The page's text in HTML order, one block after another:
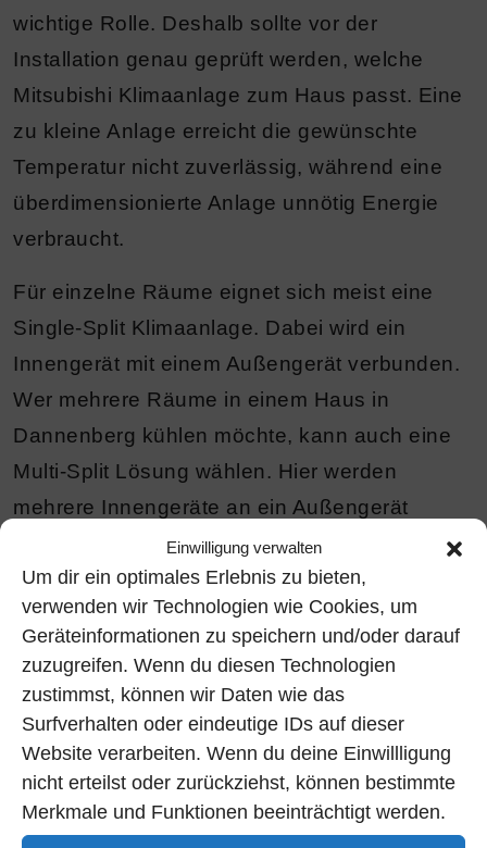
Einwilligung verwalten
Um dir ein optimales Erlebnis zu bieten,
verwenden wir Technologien wie Cookies, um
Geräteinformationen zu speichern und/oder darauf
zuzugreifen. Wenn du diesen Technologien
zustimmst, können wir Daten wie das
Surfverhalten oder eindeutige IDs auf dieser
Website verarbeiten. Wenn du deine Einwillligung
nicht erteilst oder zurückziehst, können bestimmte
Merkmale und Funktionen beeinträchtigt werden.
wichtige Rolle. Deshalb sollte vor der
Installation genau geprüft werden, welche
Mitsubishi Klimaanlage zum Haus passt. Eine
zu kleine Anlage erreicht die gewünschte
Temperatur nicht zuverlässig, während eine
überdimensionierte Anlage unnötig Energie
verbraucht.
Für einzelne Räume eignet sich meist eine
Single-Split Klimaanlage. Dabei wird ein
Innengerät mit einem Außengerät verbunden.
Wer mehrere Räume in einem Haus in
Dannenberg kühlen möchte, kann auch eine
Multi-Split Lösung wählen. Hier werden
mehrere Innengeräte an ein Außengerät
angeschlossen. So lassen sich beispielsweise
Wohnzimmer, Schlafzimmer und
Arbeitszimmer getrennt voneinander
klimatisieren. Jeder Raum kann individuell
geregelt werden, wodurch der Komfort deutlich
steigt.
Vorteile moderner Mitsubishi
Klimaanlagen